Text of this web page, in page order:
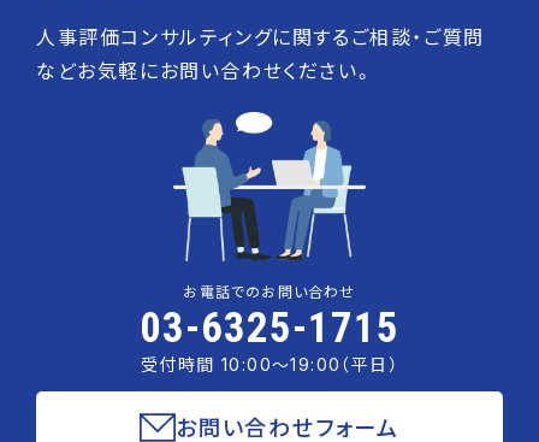
人事評価コンサルティングに関するご相談・ご質問
などお気軽にお問い合わせください。
お電話でのお問い合わせ
03-6325-1715
受付時間 10:00〜19:00（平日）
お問い合わせフォーム